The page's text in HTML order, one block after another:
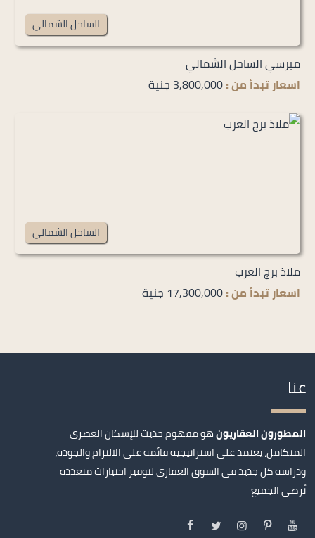
الساحل الشمالي
ميرسي الساحل الشمالي
اسعار تبدأ من :3,800,000 جنية
الساحل الشمالي
ملاذ برج العرب
اسعار تبدأ من :17,300,000 جنية
عنا
المطورون العقاريونهو مفهوم حديث للإسكان العصري
المتكامل، يعتمد على استراتيجية قائمة على الالتزام والجودة،
ودراسة كل جديد في السوق العقاري لتوفير اختيارات متعددة
تُرضي الجميع